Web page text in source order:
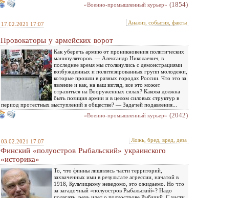
«Военно-промышленный курьер» (1854)
17.02.2021 17:07 Анализ, события, факты
Провокаторы у армейских ворот
Как уберечь армию от проникновения политических
манипуляторов. — Александр Николаевич, в
последнее время мы столкнулись с демонстрациями
возбужденных и политизированных групп молодежи,
которые прошли в разных городах России. Что это за
явление и как, на ваш взгляд, все это может
отразиться на Вооруженных силах? Какова должна
быть позиция армии и в целом силовых структур в
период протестных выступлений в обществе? — Задачей подавления...
«Военно-промышленный курьер» (2042)
03.02.2021 17:07 Ложь, бред, вред, деза
Финский «полуостров Рыбальский» украинского
«историка»
То, что финны лишились части территорий,
захваченных ими в результате агрессии, начатой в
1918, Кульчицкому неведомо, это ожидаемо. Но что
за загадочный «полуостров Рыбальский»? Надо